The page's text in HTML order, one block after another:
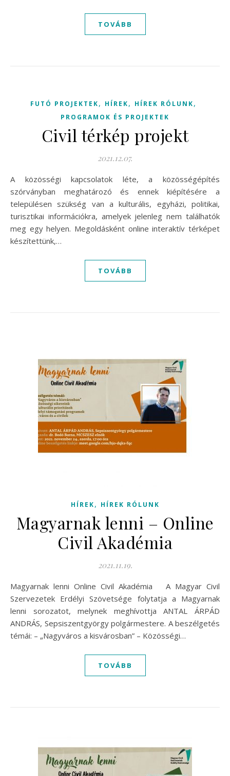
TOVÁBB
FUTÓ PROJEKTEK, HÍREK, HÍREK RÓLUNK,
PROGRAMOK ÉS PROJEKTEK
Civil térkép projekt
2021.12.07.
A közösségi kapcsolatok léte, a közösségépítés
szórványban meghatározó és ennek kiépítésére a
településen szükség van a kulturális, egyházi, politikai,
turisztikai információkra, amelyek jelenleg nem találhatók
meg egy helyen. Megoldásként online interaktív térképet
készítettünk,…
TOVÁBB
HÍREK, HÍREK RÓLUNK
Magyarnak lenni – Online
Civil Akadémia
2021.11.19.
Magyarnak lenni Online Civil Akadémia A Magyar Civil
Szervezetek Erdélyi Szövetsége folytatja a Magyarnak
lenni sorozatot, melynek meghívottja ANTAL ÁRPÁD
ANDRÁS, Sepsiszentgyörgy polgármestere. A beszélgetés
témái: – „Nagyváros a kisvárosban” – Közösségi…
TOVÁBB